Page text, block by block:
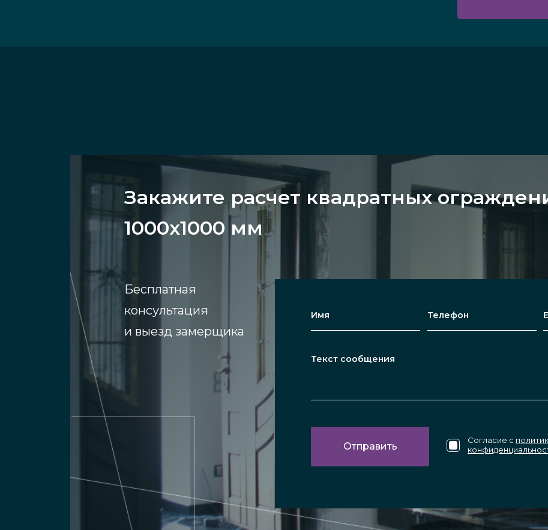
Закажите расчет квадратных
1000х1000 мм
Бесплатная
консультация
и выезд замерщика
Согласие с